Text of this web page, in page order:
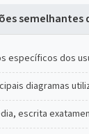
semelhantes
específicos dos
diagramas
escrita